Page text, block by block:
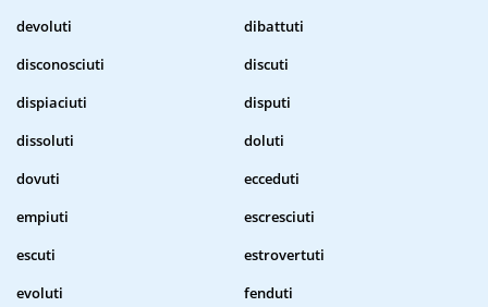
devoluti
dibattuti
disconosciuti
discuti
dispiaciuti
disputi
dissoluti
doluti
dovuti
ecceduti
empiuti
escresciuti
escuti
estrovertuti
evoluti
fenduti